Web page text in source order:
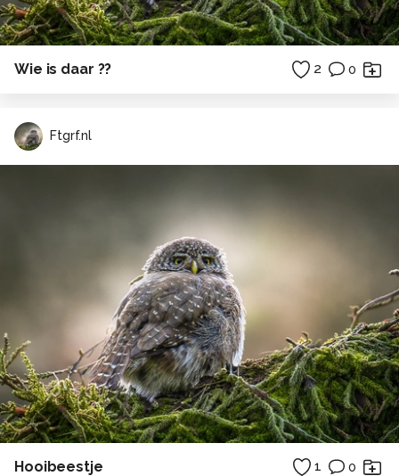
Wie is daar ?? 2 0
Ftgrf.nl
Hooibeestje 1 0